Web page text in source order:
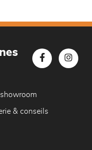
showroom
& conseils